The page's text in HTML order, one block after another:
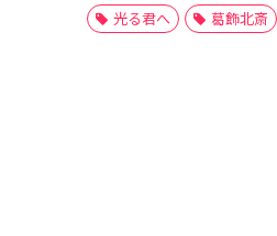
光る君へ
葛飾北斎